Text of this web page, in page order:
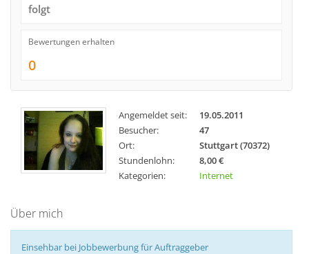
folgt
Bewertungen erhalten
0
Angemeldet seit:
19.05.2011
Besucher:
47
Ort:
Stuttgart (70372)
Stundenlohn:
8,00 €
Kategorien:
Internet
Über mich
Einsehbar bei Jobbewerbung für Auftraggeber